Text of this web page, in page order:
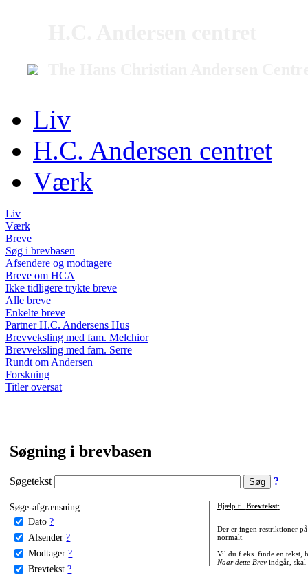
Liv
H.C. Andersen centret
Værk
Liv
Værk
Breve
Søg i brevbasen
Afsendere og modtagere
Breve om HCA
Ikke tidligere trykte breve
Alle breve
Enkelte breve
Partner H.C. Andersens Hus
Brevveksling med fam. Melchior
Brevveksling med fam. Serre
Rundt om Andersen
Forskning
Titler oversat
Søgning i brevbasen
Søgetekst ?
Søge-afgrænsning:
Dato ?
Afsender ?
Modtager ?
Brevtekst ?
Hjælp til Brevtekst:
Der er ingen restriktioner
normalt.
Vil du f.eks. finde en tekst,
Naar dette Brevindgår, skal